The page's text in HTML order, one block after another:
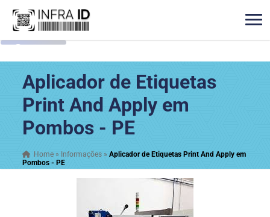
Aplicador de Etiquetas
Print And Apply em
Pombos - PE
Home » Informações »Aplicador de Etiquetas Print And Apply em
Pombos - PE